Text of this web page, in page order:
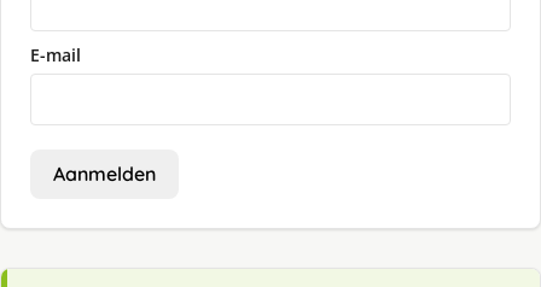
E-mail
Aanmelden